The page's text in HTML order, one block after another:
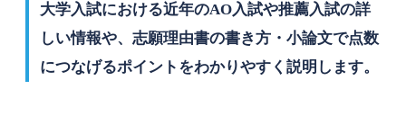
大学入試における近年のAO入試や推薦入試の詳
しい情報や、志願理由書の書き方・小論文で点数
につなげるポイントをわかりやすく説明します。